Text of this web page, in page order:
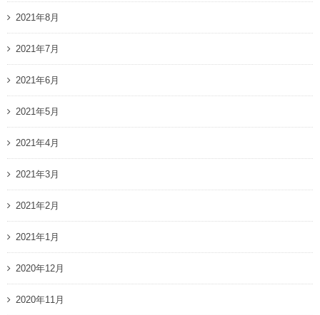
2021年8月
2021年7月
2021年6月
2021年5月
2021年4月
2021年3月
2021年2月
2021年1月
2020年12月
2020年11月